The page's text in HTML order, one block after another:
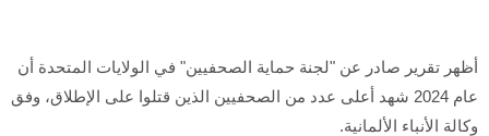
أظهر تقرير صادر عن "لجنة حماية الصحفيين" في الولايات المتحدة أن
عام 2024 شهد أعلى عدد من الصحفيين الذين قتلوا على الإطلاق، وفق
وكالة الأنباء الألمانية.